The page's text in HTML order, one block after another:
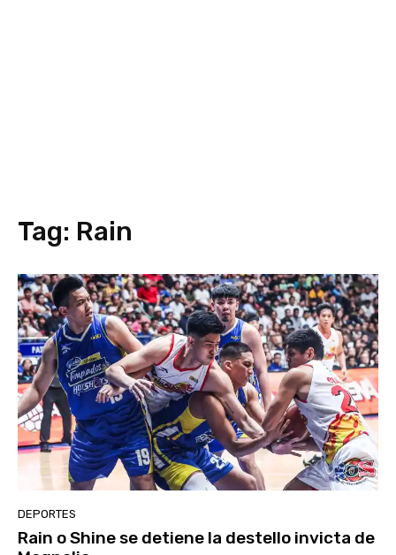
Tag: Rain
DEPORTES
Rain o Shine se detiene la destello invicta de